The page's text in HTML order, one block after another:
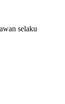
selaku